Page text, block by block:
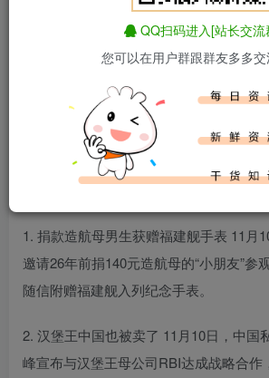
百度热搜新闻
新闻来源：百度热搜榜
1. 捐款造航母男生获赠福建舰手表 11月
邀请26年前捐140元造航母的“小朋友”参
随信附赠福建舰入列纪念手表。
2. 汉堡王中国也被卖了 11月10日，中国
峰宣布与汉堡王母公司RBI达成战略合作
QQ扫码进入[站长交流
您可以在用户群跟群友多多交